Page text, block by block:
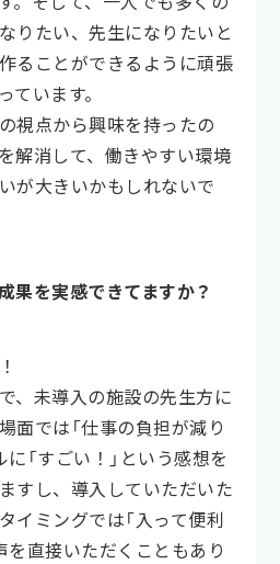
りたい、先生になりたいと
ることができるように頑張
ています。
視点から興味を持ったの
解消して、働きやすい環境
が大きいかもしれないで
果を実感できてますか？
、未導入の施設の先生方に
面では「仕事の負担が減り
「すごい！」という感想を
すし、導入していただいた
イミングでは「入って便利
を直接いただくこともあり